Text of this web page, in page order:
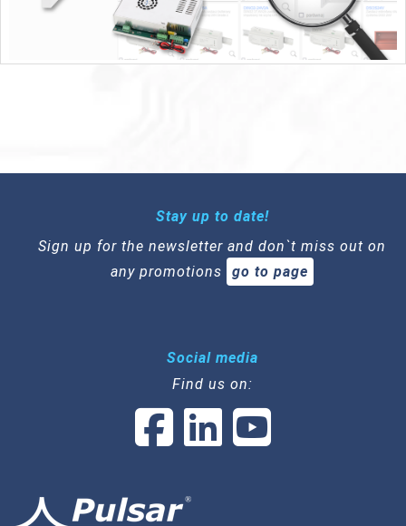
Stay up to date!
Sign up for the newsletter and don`t miss out on
any promotions
go to page
Social media
Find us on: